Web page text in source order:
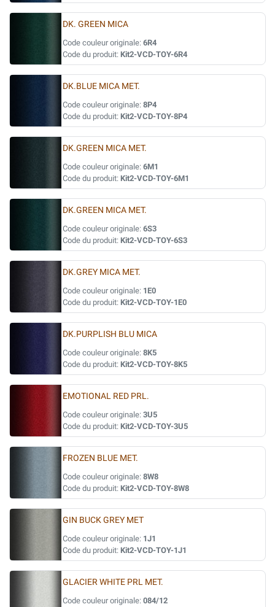
DK. GREEN MICA
Code couleur originale: 6R4
Code du produit: Kit2-VCD-TOY-6R4
DK.BLUE MICA MET.
Code couleur originale: 8P4
Code du produit: Kit2-VCD-TOY-8P4
DK.GREEN MICA MET.
Code couleur originale: 6M1
Code du produit: Kit2-VCD-TOY-6M1
DK.GREEN MICA MET.
Code couleur originale: 6S3
Code du produit: Kit2-VCD-TOY-6S3
DK.GREY MICA MET.
Code couleur originale: 1E0
Code du produit: Kit2-VCD-TOY-1E0
DK.PURPLISH BLU MICA
Code couleur originale: 8K5
Code du produit: Kit2-VCD-TOY-8K5
EMOTIONAL RED PRL.
Code couleur originale: 3U5
Code du produit: Kit2-VCD-TOY-3U5
FROZEN BLUE MET.
Code couleur originale: 8W8
Code du produit: Kit2-VCD-TOY-8W8
GIN BUCK GREY MET
Code couleur originale: 1J1
Code du produit: Kit2-VCD-TOY-1J1
GLACIER WHITE PRL MET.
Code couleur originale: 084/12